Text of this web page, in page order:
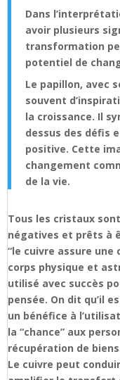
Dans
avoir plusieurs
transformation
potentiel de
Le papillon, avec
souvent
la croissance. Il
dessus des défis
positive. Cette
changement
de la vie.
Tous les cristaux
négatives et prêts à
“le cuivre assure
corps physique et
utilisé avec succès
pensée. On dit qu’il
un bénéfice à
la “chance” aux
récupération de
Le cuivre peut